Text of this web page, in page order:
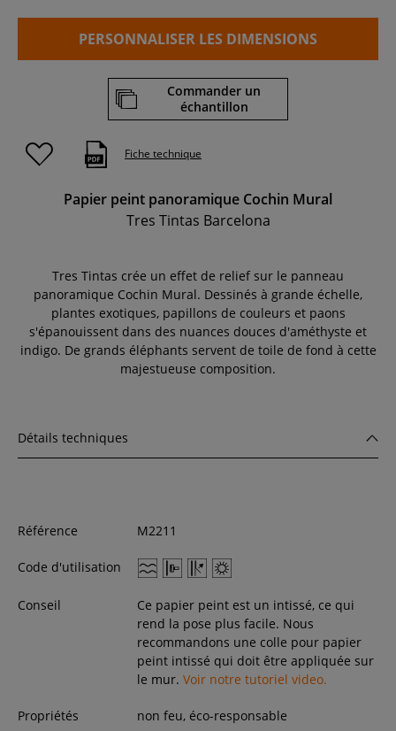
PERSONNALISER LES DIMENSIONS
Commander un
échantillon
Fiche technique
Papier peint panoramique Cochin Mural
Tres Tintas Barcelona
Tres Tintas crée un effet de relief sur le panneau
panoramique Cochin Mural. Dessinés à grande échelle,
plantes exotiques, papillons de couleurs et paons
s'épanouissent dans des nuances douces d'améthyste et
indigo. De grands éléphants servent de toile de fond à cette
majestueuse composition.
Détails techniques
Référence M2211
Code d'utilisation
Conseil
Ce papier peint est un intissé, ce qui
rend la pose plus facile. Nous
recommandons une colle pour papier
peint intissé qui doit être appliquée sur
le mur. Voir notre tutoriel video.
Propriétés non feu, éco-responsable